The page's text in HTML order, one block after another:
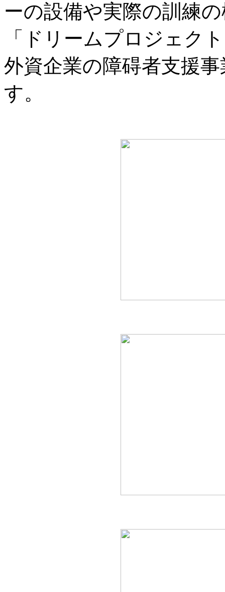
ーの設備や実際の訓練
「ドリームプロジェク
外資企業の障碍者支援
す。